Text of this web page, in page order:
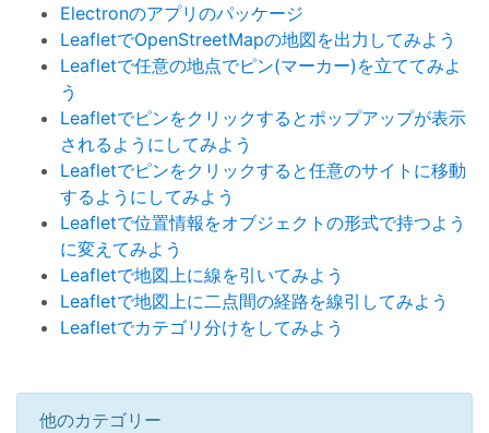
Electronのアプリのパッケージ
LeafletでOpenStreetMapの地図を出力してみよう
Leafletで任意の地点でピン(マーカー)を立ててみよ
う
Leafletでピンをクリックするとポップアップが表示
されるようにしてみよう
Leafletでピンをクリックすると任意のサイトに移動
するようにしてみよう
Leafletで位置情報をオブジェクトの形式で持つよう
に変えてみよう
Leafletで地図上に線を引いてみよう
Leafletで地図上に二点間の経路を線引してみよう
Leafletでカテゴリ分けをしてみよう
他のカテゴリー